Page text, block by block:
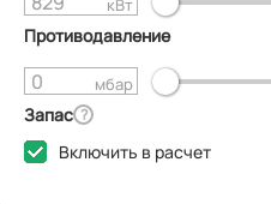
кВт
Противодавление
мбар
Запас ?
Включить в расчет